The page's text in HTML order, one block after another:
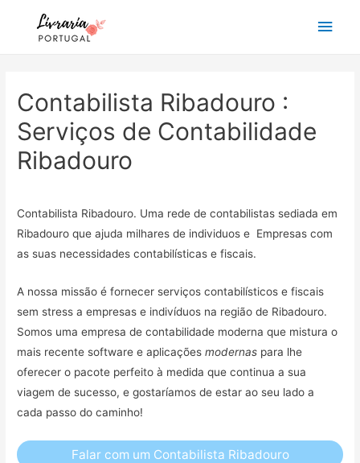
Main
Contabilista Ribadouro :
Serviços de Contabilidade
Ribadouro
Contabilista Ribadouro. Uma rede de contabilistas sediada em
Ribadouro que ajuda milhares de individuos e Empresas com
as suas necessidades contabilísticas e fiscais.
A nossa missão é fornecer serviços contabilísticos e fiscais
sem stress a empresas e indivíduos na região de Ribadouro.
Somos uma empresa de contabilidade moderna que mistura o
mais recente software e aplicaçõesmodernas para lhe
oferecer o pacote perfeito à medida que continua a sua
viagem de sucesso, e gostaríamos de estar ao seu lado a
cada passo do caminho!
Falar com um Contabilista Ribadouro